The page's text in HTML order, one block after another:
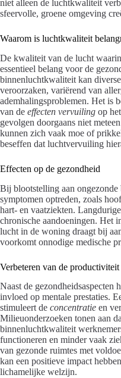
niet alleen de luchtkwaliteit
sfeervolle, groene omgeving
Waarom is luchtkwaliteit
De kwaliteit van de lucht
essentieel belang voor de
binnenluchtkwaliteit kan
veroorzaken, variërend van
ademhalingsproblemen. Het is
van de effecten vervuiling op
gevolgen doorgaans niet
kunnen zich vaak moe of
beseffen dat luchtvervuiling
Effecten op de gezondheid
Bij blootstelling aan
symptomen optreden, zoals
hart- en vaatziekten.
chronische aandoeningen. Het
lucht in de woning draagt bij
voorkomt onnodige medische
Verbeteren van de
Naast de
invloed op mentale prestaties.
stimuleert de concentratie en
Milieuonderzoeken tonen aan
binnenluchtkwaliteit
functioneren en minder vaak
van gezonde ruimtes met
kan een positieve impact
lichamelijke welzijn.